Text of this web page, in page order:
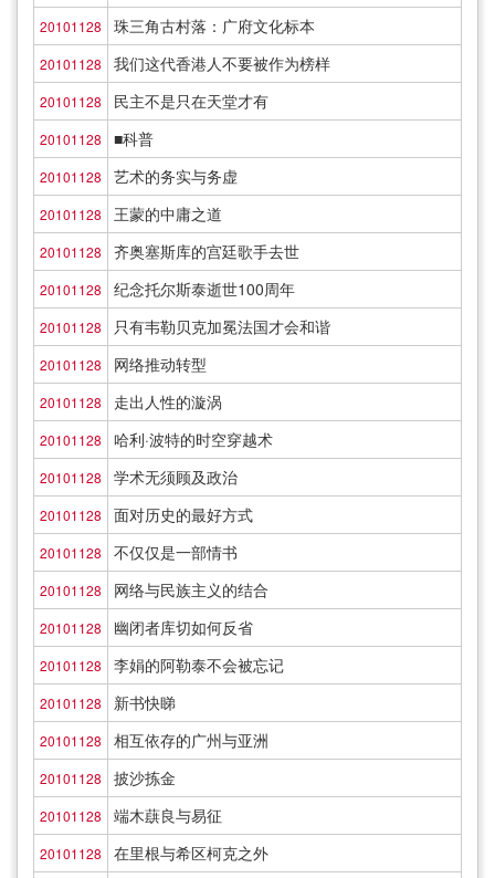
20101128 珠三角古村落：广府文化标本
20101128 我们这代香港人不要被作为榜样
20101128 民主不是只在天堂才有
20101128 ■科普
20101128 艺术的务实与务虚
20101128 王蒙的中庸之道
20101128 齐奥塞斯库的宫廷歌手去世
20101128 纪念托尔斯泰逝世100周年
20101128 只有韦勒贝克加冕法国才会和谐
20101128 网络推动转型
20101128 走出人性的漩涡
20101128 哈利·波特的时空穿越术
20101128 学术无须顾及政治
20101128 面对历史的最好方式
20101128 不仅仅是一部情书
20101128 网络与民族主义的结合
20101128 幽闭者库切如何反省
20101128 李娟的阿勒泰不会被忘记
20101128 新书快睇
20101128 相互依存的广州与亚洲
20101128 披沙拣金
20101128 端木蕻良与易征
20101128 在里根与希区柯克之外